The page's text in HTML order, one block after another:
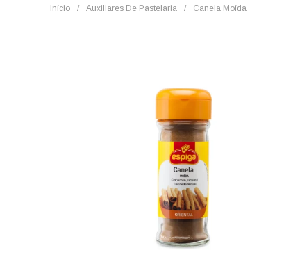
Início / Auxiliares De Pastelaria / Canela Moída